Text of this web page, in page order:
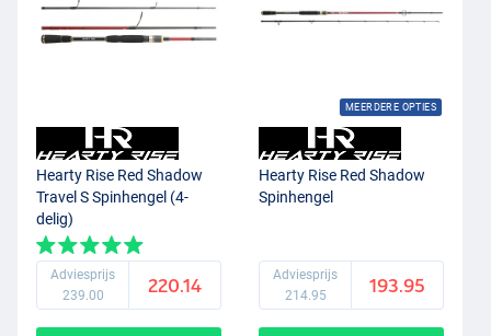
Hearty Rise Red Shadow
Travel S Spinhengel (4-
delig)
Adviesprijs
239.00
220.14
MEERDERE OPTIES
Hearty Rise Red Shadow
Spinhengel
Adviesprijs
214.95
193.95